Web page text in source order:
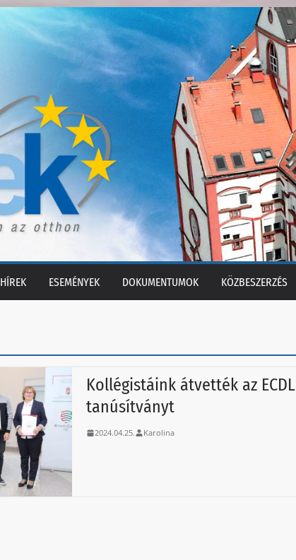
HÍREK ESEMÉNYEK DOKUMENTUMOK KÖZBESZERZÉS
Kollégistáink átvették az ECDL
tanúsítványt
2024.04.25. Karolina